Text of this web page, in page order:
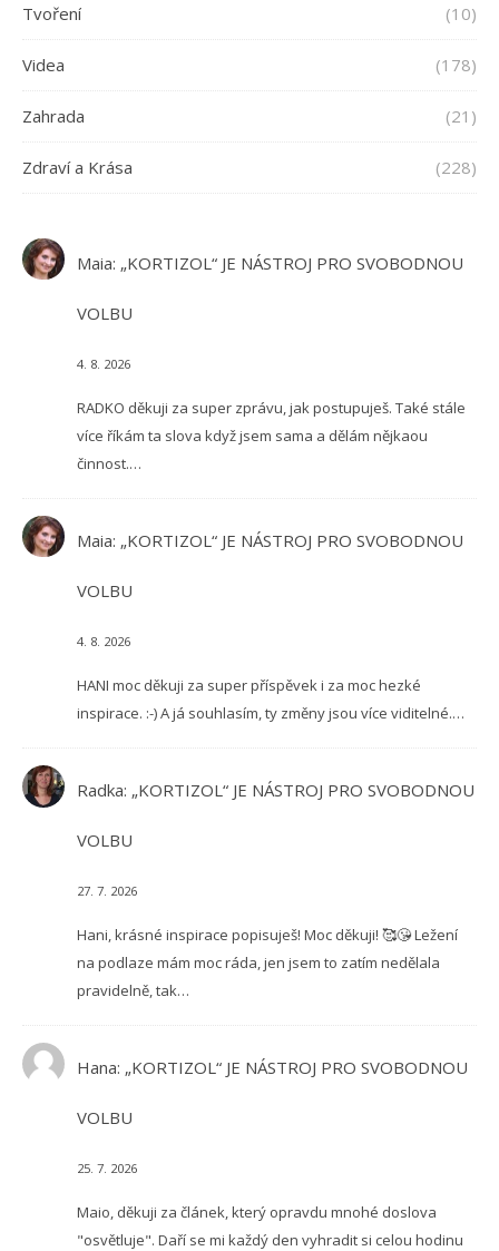
Tvoření (10)
Videa (178)
Zahrada (21)
Zdraví a Krása (228)
Maia: „KORTIZOL“ JE NÁSTROJ PRO SVOBODNOU
VOLBU
4. 8. 2026
RADKO děkuji za super zprávu, jak postupuješ. Také stále
více říkám ta slova když jsem sama a dělám nějkaou
činnost.…
Maia: „KORTIZOL“ JE NÁSTROJ PRO SVOBODNOU
VOLBU
4. 8. 2026
HANI moc děkuji za super příspěvek i za moc hezké
inspirace. :-) A já souhlasím, ty změny jsou více viditelné.…
Radka: „KORTIZOL“ JE NÁSTROJ PRO SVOBODNOU
VOLBU
27. 7. 2026
Hani, krásné inspirace popisuješ! Moc děkuji! 🥰😘 Ležení
na podlaze mám moc ráda, jen jsem to zatím nedělala
pravidelně, tak…
Hana: „KORTIZOL“ JE NÁSTROJ PRO SVOBODNOU
VOLBU
25. 7. 2026
Maio, děkuji za článek, který opravdu mnohé doslova
"osvětluje". Daří se mi každý den vyhradit si celou hodinu